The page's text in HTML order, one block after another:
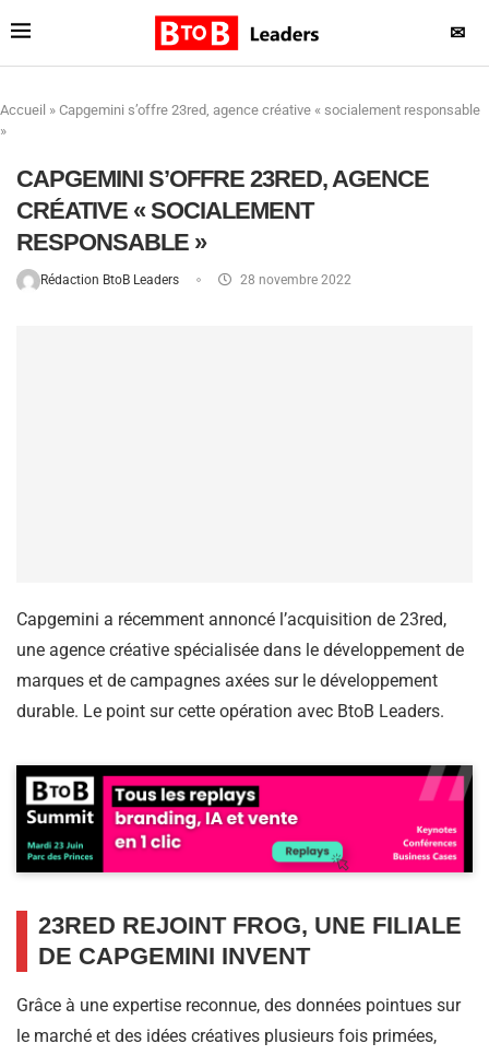
✉
Accueil » Capgemini s’offre 23red, agence créative « socialement responsable
»
CAPGEMINI S’OFFRE 23RED, AGENCE
CRÉATIVE « SOCIALEMENT
RESPONSABLE »
Rédaction BtoB Leaders 28 novembre 2022
Capgemini a récemment annoncé l’acquisition de 23red,
une agence créative spécialisée dans le développement de
marques et de campagnes axées sur le développement
durable. Le point sur cette opération avec BtoB Leaders.
23RED REJOINT FROG, UNE FILIALE
DE CAPGEMINI INVENT
Grâce à une expertise reconnue, des données pointues sur
le marché et des idées créatives plusieurs fois primées,